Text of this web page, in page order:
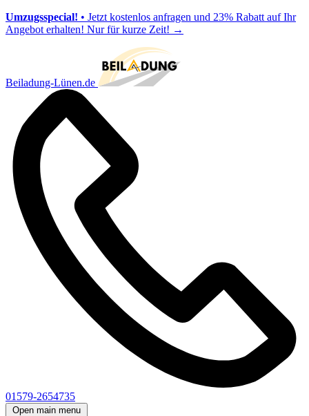
Umzugsspecial! • Jetzt kostenlos anfragen und 23% Rabatt auf Ihr
Angebot erhalten! Nur für kurze Zeit! →
Beiladung-Lünen.de
01579-2654735
Open main menu